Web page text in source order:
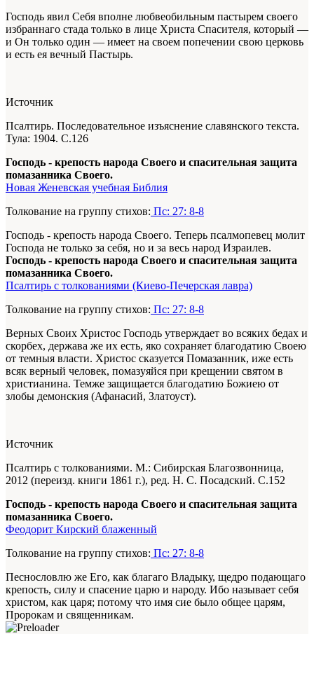
Господь явил Себя вполне любвеобильным пастырем своего
избраннаго стада только в лице Христа Спасителя, который —
и Он только один — имеет на своем попечении свою церковь
и есть ея вечный Пастырь.
Источник
Псалтирь. Последовательное изъяснение славянского текста.
Тула: 1904. С.126
Господь - крепость народа Своего и спасительная защита
помазанника Своего.
Новая Женевская учебная Библия
Толкование на группу стихов: Пс: 27: 8-8
Господь - крепость народа Своего. Теперь псалмопевец молит
Господа не только за себя, но и за весь народ Израилев.
Господь - крепость народа Своего и спасительная защита
помазанника Своего.
Псалтирь с толкованиями (Киево-Печерская лавра)
Толкование на группу стихов: Пс: 27: 8-8
Верных Своих Христос Господь утверждает во всяких бедах и
скорбех, держава же их есть, яко сохраняет благодатию Своею
от темныя власти. Христос сказуется Помазанник, иже есть
всяк верный человек, помазуяйся при крещении святом в
христианина. Темже защищается благодатию Божиею от
злобы демонския (Афанасий, Златоуст).
Источник
Псалтирь с толкованиями. М.: Сибирская Благозвонница,
2012 (переизд. книги 1861 г.), ред. Н. С. Посадский. С.152
Господь - крепость народа Своего и спасительная защита
помазанника Своего.
Феодорит Кирский блаженный
Толкование на группу стихов: Пс: 27: 8-8
Песнословлю же Его, как благаго Владыку, щедро подающаго
крепость, силу и спасение царю и народу. Ибо называет себя
христом, как царя; потому что имя сие было общее царям,
Пророкам и священникам.